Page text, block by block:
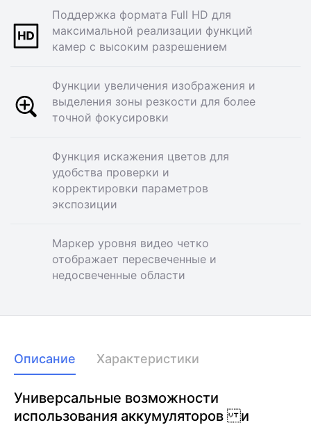
Поддержка формата Full HD для
максимальной реализации функций
камер с высоким разрешением
Функции увеличения изображения и
выделения зоны резкости для более
точной фокусировки
Функция искажения цветов для
удобства проверки и
корректировки параметров
экспозиции
Маркер уровня видео четко
отображает пересвеченные и
недосвеченные области
Описание Характеристики
Универсальные возможности
использования аккумуляторов и